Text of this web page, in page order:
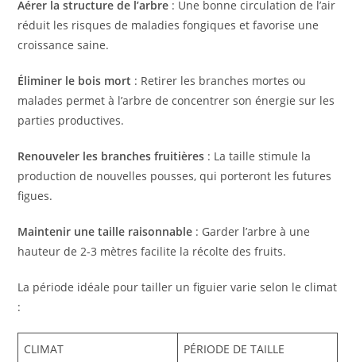
Aérer la structure de l’arbre : Une bonne circulation de l’air
réduit les risques de maladies fongiques et favorise une
croissance saine.
Éliminer le bois mort : Retirer les branches mortes ou
malades permet à l’arbre de concentrer son énergie sur les
parties productives.
Renouveler les branches fruitières : La taille stimule la
production de nouvelles pousses, qui porteront les futures
figues.
Maintenir une taille raisonnable : Garder l’arbre à une
hauteur de 2-3 mètres facilite la récolte des fruits.
La période idéale pour tailler un figuier varie selon le climat
:
CLIMAT PÉRIODE DE TAILLE